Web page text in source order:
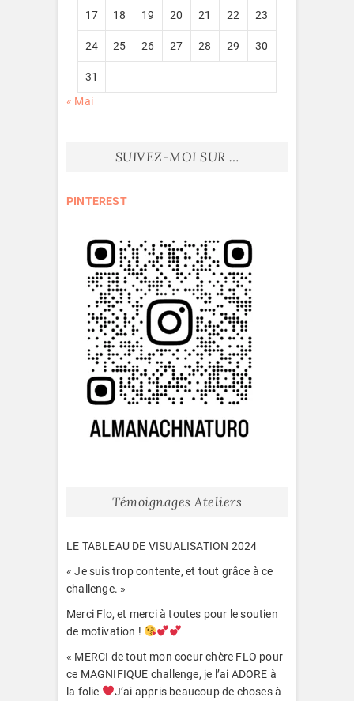
17 18 19 20 21 22 23
24 25 26 27 28 29 30
31
« Mai
SUIVEZ-MOI SUR …
PINTEREST
Témoignages Ateliers
LE TABLEAU DE VISUALISATION 2024
« Je suis trop contente, et tout grâce à ce
challenge. »
Merci Flo, et merci à toutes pour le soutien
de motivation !
« MERCI de tout mon coeur chère FLO pour
ce MAGNIFIQUE challenge, je l’ai ADORE à
la folie
J’ai appris beaucoup de choses à